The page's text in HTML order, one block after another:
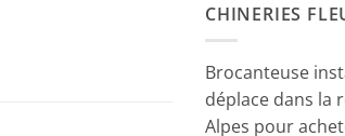
CHINERIES
Brocanteuse
déplace dans la
Alpes pour